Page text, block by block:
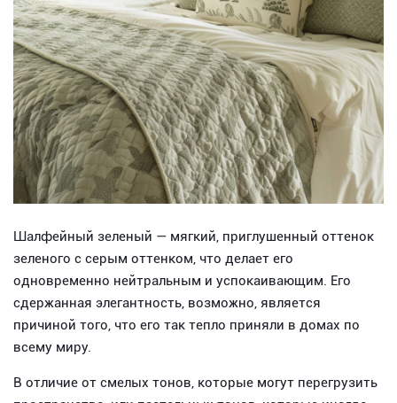
Шалфейный зеленый — мягкий, приглушенный оттенок
зеленого с серым оттенком, что делает его
одновременно нейтральным и успокаивающим. Его
сдержанная элегантность, возможно, является
причиной того, что его так тепло приняли в домах по
всему миру.
В отличие от смелых тонов, которые могут перегрузить